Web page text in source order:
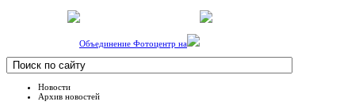
Объединение Фотоцентр на
Новости
Архив новостей